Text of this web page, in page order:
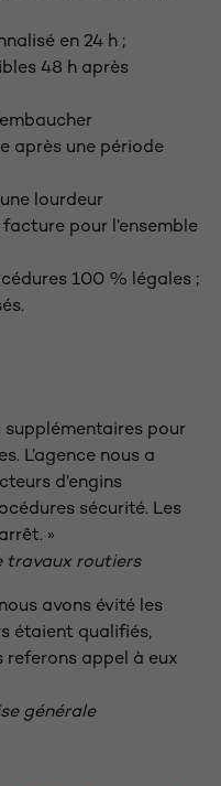
en 24 h ;
48 h après
après une période
lourdeur
pour l’ensemble
100 % légales ;
supplémentaires pour
L’agence nous a
d’engins
sécurité. Les
»
travaux routiers
avons évité les
étaient qualifiés,
referons appel à eux
générale